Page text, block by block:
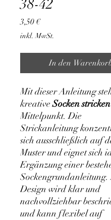
38-42
3,50 €Preis
inkl. MwSt.
In den
Mit dieser Anleitung
kreativeSocken stricken
Mittelpunkt. Die
Strickanleitung
sich ausschließlich auf
Muster und eignet sich
Ergänzung einer
Sockengrundanleitung.
Design wird klar und
nachvollziehbar
und kann flexibel auf